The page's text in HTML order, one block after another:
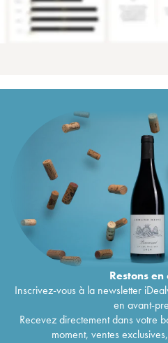
Restons en
Inscrivez-vous à la newsletter
en avant-
Recevez directement dans votre
moment, ventes